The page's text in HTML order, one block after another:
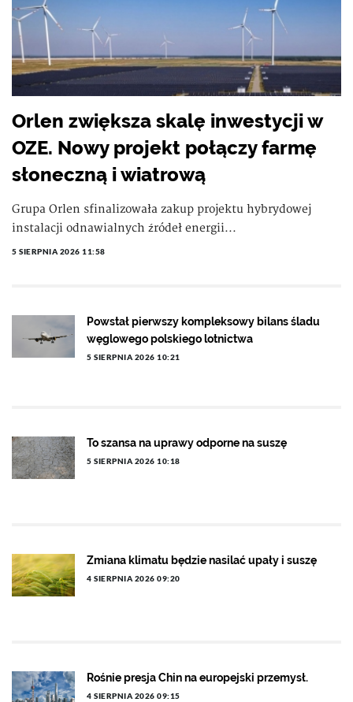
Orlen zwiększa skalę inwestycji w
OZE. Nowy projekt połączy farmę
słoneczną i wiatrową
Grupa Orlen sfinalizowała zakup projektu hybrydowej
instalacji odnawialnych źródeł energii...
5 SIERPNIA 2026 11:58
Powstał pierwszy kompleksowy bilans śladu
węglowego polskiego lotnictwa
5 SIERPNIA 2026 10:21
To szansa na uprawy odporne na suszę
5 SIERPNIA 2026 10:18
Zmiana klimatu będzie nasilać upały i suszę
4 SIERPNIA 2026 09:20
Rośnie presja Chin na europejski przemysł.
4 SIERPNIA 2026 09:15